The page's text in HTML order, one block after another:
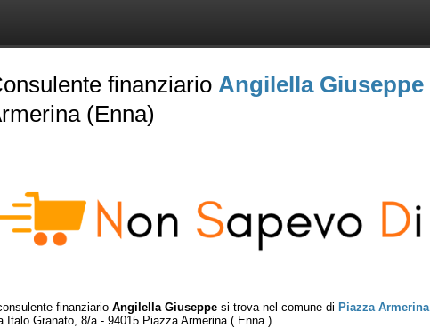
finanziario Angilella Giuseppe
(Enna)
finanziario Angilella Giuseppe si trova nel comune di Piazza Armerina
Italo Granato, 8/a - 94015 Piazza Armerina ( Enna ).